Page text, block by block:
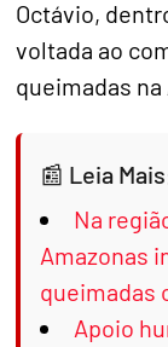
Octávio,
voltada ao
queimadas na
Leia
Na
Amazonas
queimadas
Apoio